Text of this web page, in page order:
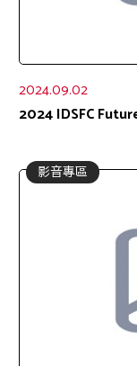
2024.09.02
2024 IDSFC
影音專區